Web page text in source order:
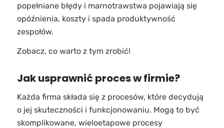
popełniane błędy i marnotrawstwa pojawiają się
opóźnienia, koszty i spada produktywność
zespołów.
Zobacz, co warto z tym zrobić!
Jak usprawnić proces w firmie?
Każda firma składa się z procesów, które decydują
o jej skuteczności i funkcjonowaniu. Mogą to być
skomplikowane, wieloetapowe procesy